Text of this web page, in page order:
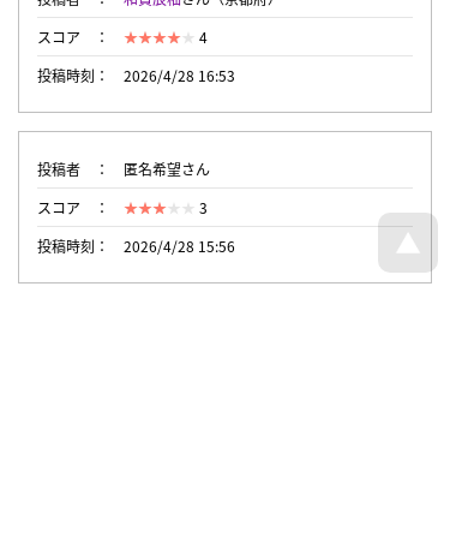
スコア
4
投稿時刻
2026/4/28 16:53
投稿者
匿名希望さん
スコア
3
投稿時刻
2026/4/28 15:56